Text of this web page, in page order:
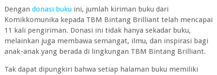
Dengan donasi bukuini, jumlah kiriman buku dari
Komikkomunika kepada TBM Bintang Brilliant telah mencapai
11 kali pengiriman. Donasi ini tidak hanya sekadar buku,
melainkan juga membawa semangat, ilmu, dan inspirasi bagi
anak-anak yang berada di lingkungan TBM Bintang Brilliant.
Tak dapat dipungkiri bahwa setiap halaman buku memiliki